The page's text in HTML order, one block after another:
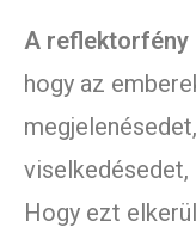
A reflektorfény
hogy az
viselkedésedet,
Hogy ezt